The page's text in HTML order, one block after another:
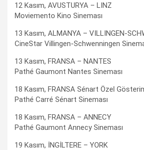
12 Kasım, AVUSTURYA – LINZ
Moviemento Kino Sineması
13 Kasım, ALMANYA – VILLINGEN-
CineStar Villingen-Schwenningen
13 Kasım, FRANSA – NANTES
Pathé Gaumont Nantes Sineması
18 Kasım, FRANSA Sénart Özel
Pathé Carré Sénart Sineması
18 Kasım, FRANSA – ANNECY
Pathé Gaumont Annecy Sineması
19 Kasım, İNGİLTERE – YORK